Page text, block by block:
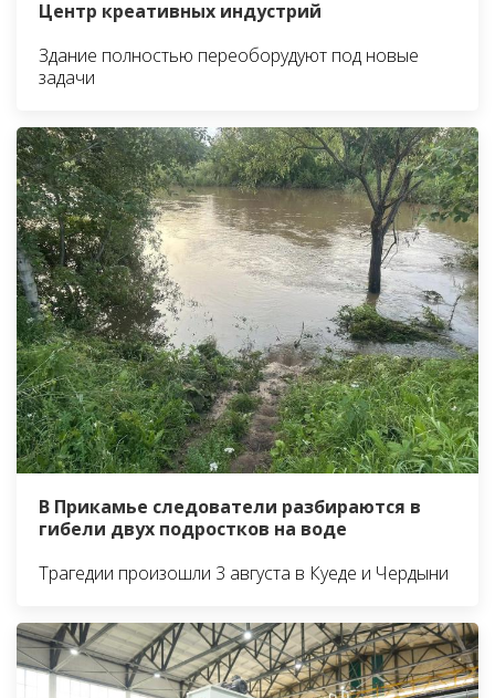
Центр креативных индустрий
Здание полностью переоборудуют под новые
задачи
В Прикамье следователи разбираются в
гибели двух подростков на воде
Трагедии произошли 3 августа в Куеде и Чердыни